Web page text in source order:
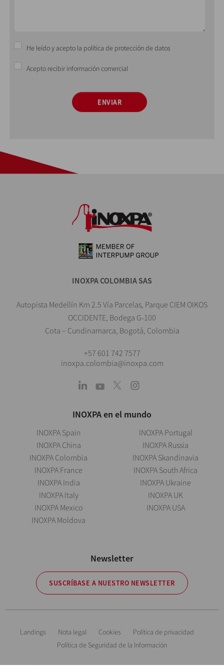
He leído y acepto la política de protección de datos
Acepto recibir información comercial
ENVIAR
INOXPA COLOMBIA SAS
Autopista Medellín Km 2.5 Vía Parcelas, Parque CIEM OIKOS
OCCIDENTE, Bodega G-100
Cota – Cundinamarca, Bogotá, Colombia
+57 601 742 7577
inoxpa.colombia@inoxpa.com
INOXPA en el mundo
INOXPA Spain
INOXPA China
INOXPA Colombia
INOXPA France
INOXPA India
INOXPA Italy
INOXPA Mexico
INOXPA Moldova
INOXPA Portugal
INOXPA Russia
INOXPA Skandinavia
INOXPA South Africa
INOXPA Ukraine
INOXPA UK
INOXPA USA
Newsletter
SUSCRÍBASE A NUESTRO NEWSLETTER
Landings Nota legal Cookies
Política de privacidad
Política de Seguridad de la Información
Información orientativa. Reservándonos el derecho de modificar cualquier